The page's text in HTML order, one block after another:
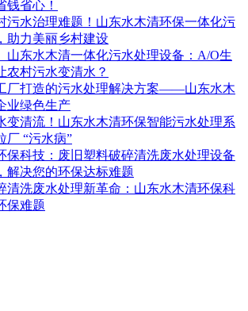
钱省心！
污水治理难题！山东水木清环保一体化污
助力美丽乡村建设
山东水木清一体化污水处理设备：A/O生
农村污水变清水？
厂打造的污水处理解决方案——山东水木
业绿色生产
变清流！山东水木清环保智能污水处理系
厂 “污水病”
保科技：废旧塑料破碎清洗废水处理设备
解决您的环保达标难题
清洗废水处理新革命：山东水木清环保科
保难题